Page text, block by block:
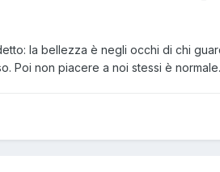
la bellezza è negli occhi di chi
Poi non piacere a noi stessi è